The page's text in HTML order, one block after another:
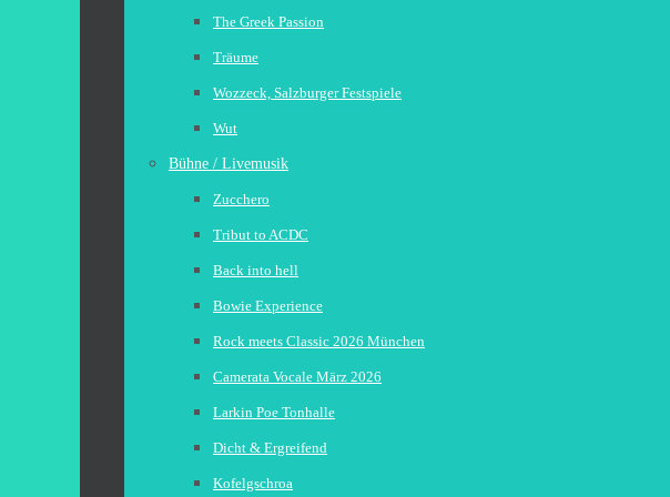
The Greek Passion
Träume
Wozzeck, Salzburger Festspiele
Wut
Bühne / Livemusik
Zucchero
Tribut to ACDC
Back into hell
Bowie Experience
Rock meets Classic 2026 München
Camerata Vocale März 2026
Larkin Poe Tonhalle
Dicht & Ergreifend
Kofelgschroa